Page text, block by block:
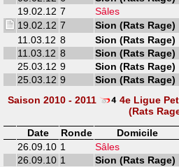
19.02.12 7 Sâles
19.02.12 7 Sion (Rats Rage)
11.03.12 8 Sion (Rats Rage)
11.03.12 8 Sion (Rats Rage)
25.03.12 9 Sion (Rats Rage)
25.03.12 9 Sion (Rats Rage)
Saison 2010 - 2011
4e Ligue
(Rats
Date
Ronde Domicile
26.09.10 1 Sâles
26.09.10 1 Sion (Rats Rage)